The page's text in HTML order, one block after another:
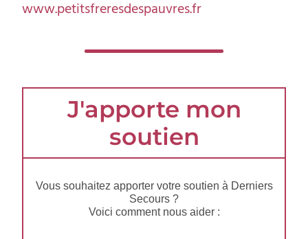
www.petitsfreresdespauvres.fr
J'apporte mon
soutien
Vous souhaitez apporter votre soutien à Derniers
Secours ?
Voici comment nous aider :